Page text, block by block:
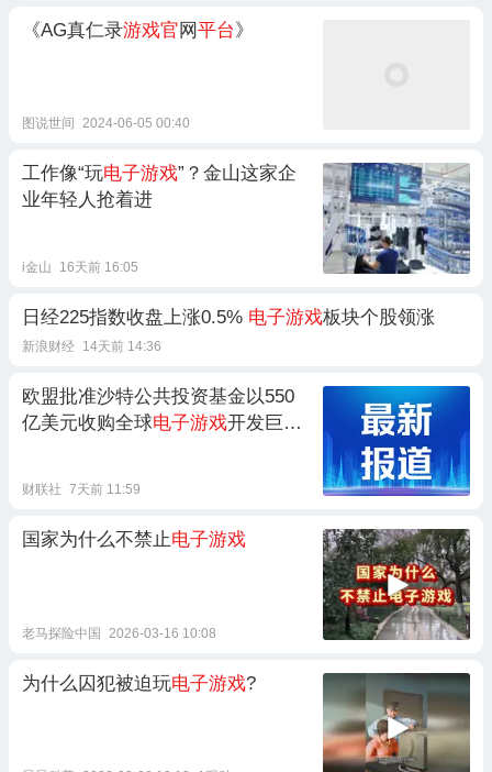
《AG真仁录游戏官网平台》
图说世间 2024-06-05 00:40
工作像“玩电子游戏”？金山这家企
业年轻人抢着进
i金山 16天前 16:05
日经225指数收盘上涨0.5% 电子游戏板块个股领涨
新浪财经 14天前 14:36
欧盟批准沙特公共投资基金以550
亿美元收购全球电子游戏开发巨头
财联社 7天前 11:59
国家为什么不禁止电子游戏
老马探险中国 2026-03-16 10:08
为什么囚犯被迫玩电子游戏?